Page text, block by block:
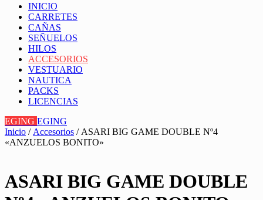
INICIO
CARRETES
CAÑAS
SEÑUELOS
HILOS
ACCESORIOS
VESTUARIO
NAUTICA
PACKS
LICENCIAS
EGING EGING
Inicio / Accesorios / ASARI BIG GAME DOUBLE Nº4
«ANZUELOS BONITO»
ASARI BIG GAME DOUBLE